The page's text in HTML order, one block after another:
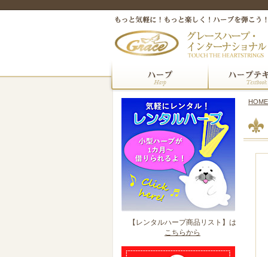
【レンタルハープ商品リスト】は
こちらから
HOME